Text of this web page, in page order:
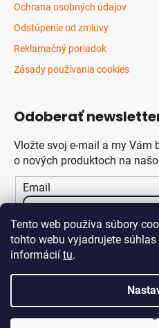
Tento web používa súbory
tohto webu vyjadrujete
informácií tu.
Ochrana osobných údajov
Odstúpenie od zmluvy
Reklamačný poriadok
Zásady používania cookies
Odoberať
Vložte svoj e-mail a my Vám
o nových produktoch na
Email
Vložením e-mailu súhlasíte
osobných údajov
PRIHLÁSIŤ SA